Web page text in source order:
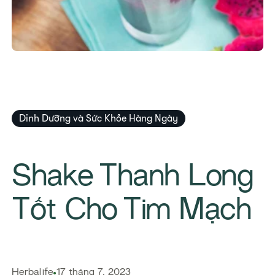
Dinh Dưỡng và Sức Khỏe Hàng Ngày
Shake Thanh Long
Tốt Cho Tim Mạch
Herbalife 17 tháng 7, 2023